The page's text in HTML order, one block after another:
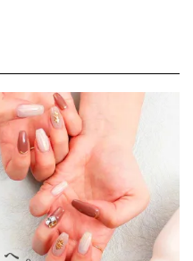
Ｆ
店
瑞光1-4-1 カサデルドイ 2F